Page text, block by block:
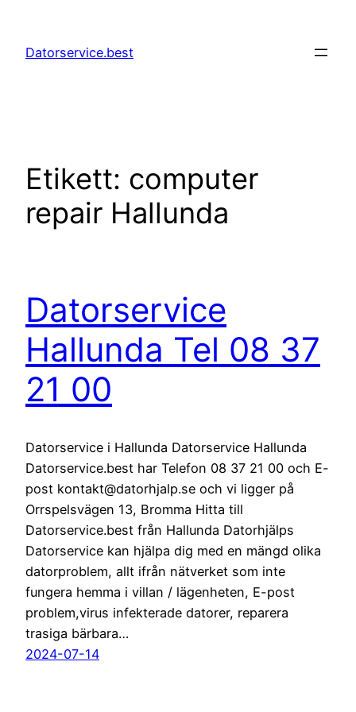
innehåll
Datorservice.best
Etikett: computer
repair Hallunda
Datorservice
Hallunda Tel 08 37
21 00
Datorservice i Hallunda Datorservice Hallunda
Datorservice.best har Telefon 08 37 21 00 och E-
post kontakt@datorhjalp.se och vi ligger på
Orrspelsvägen 13, Bromma Hitta till
Datorservice.best från Hallunda Datorhjälps
Datorservice kan hjälpa dig med en mängd olika
datorproblem, allt ifrån nätverket som inte
fungera hemma i villan / lägenheten, E-post
problem,virus infekterade datorer, reparera
trasiga bärbara…
2024-07-14